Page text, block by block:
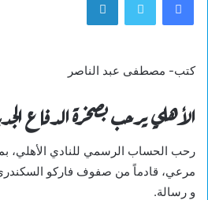
كتب- مصطفى عبد الناصر
الأهلي يرحب بصخرة الدفاع
رحب الحساب الرسمي للنادي الأهلي،
و رسالة.